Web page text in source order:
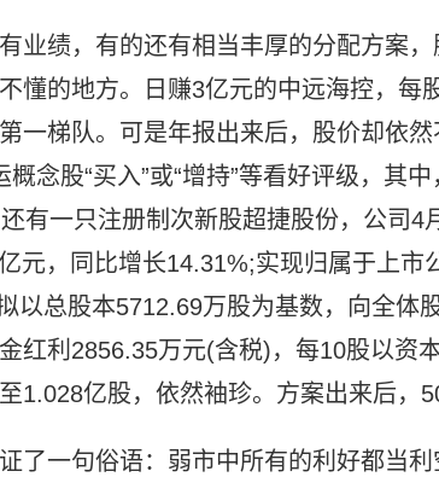
业绩，有的还有相当丰厚的分配方案
懂的地方。日赚3亿元的中远海控，每
一梯队。可是年报出来后，股价却依
概念股“买入”或“增持”等看好评级，其
有一只注册制次新股超捷股份，公司
元，同比增长14.31%;实现归属于上
以总股本5712.69万股为基数，向全体
红利2856.35万元(含税)，每10股以资
1.028亿股，依然袖珍。方案出来后，
了一句俗语：弱市中所有的利好都当